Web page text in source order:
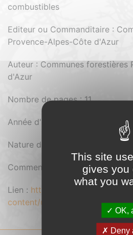
combustibles
Editeur ou Commanditaire :
Provence-Alpes-Côte d'Azur
Auteur : Communes forestières
d'Azur
Nombre de pages : 11
Année d'édition : 2020
Nature du document : Pdf
Comment se procurer le
Lien : https://cibe.fr/wp-
content/uploads/2021/02/
This site
gives you
what you
OK,
Deny